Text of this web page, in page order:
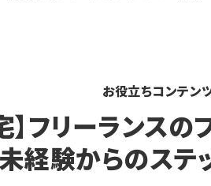
お役立ちコンテン
】フリーランス
経験からのステ